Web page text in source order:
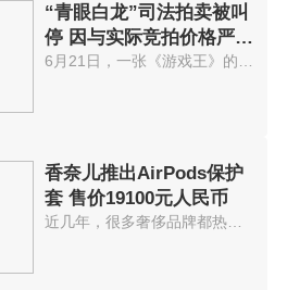
“青眼白龙”司法拍卖被叫
停 因与实际竞拍价格严重
不符
香奈儿推出AirPods保护
套 售价19100元人民币
近几年，很多奢侈品牌都热衷于为...